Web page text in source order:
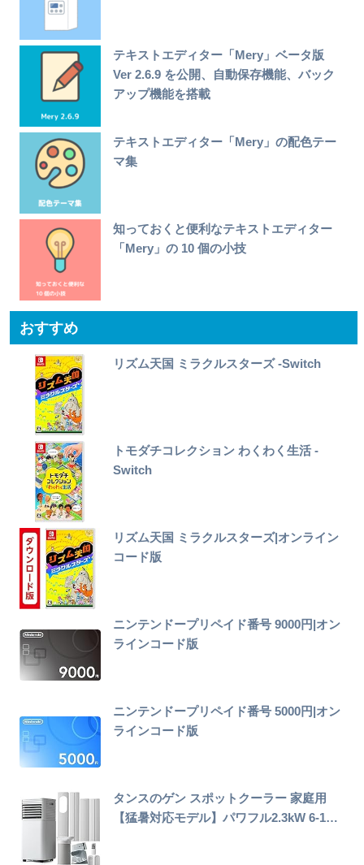
テキストエディター「Mery」ベータ版
Ver 2.6.9 を公開、自動保存機能、バック
アップ機能を搭載
テキストエディター「Mery」の配色テー
マ集
知っておくと便利なテキストエディター
「Mery」の 10 個の小技
おすすめ
リズム天国 ミラクルスターズ -Switch
トモダチコレクション わくわく生活 -
Switch
リズム天国 ミラクルスターズ|オンライン
コード版
ニンテンドープリペイド番号 9000円|オン
ラインコード版
ニンテンドープリペイド番号 5000円|オン
ラインコード版
タンスのゲン スポットクーラー 家庭用
【猛暑対応モデル】パワフル2.3kW 6-1…